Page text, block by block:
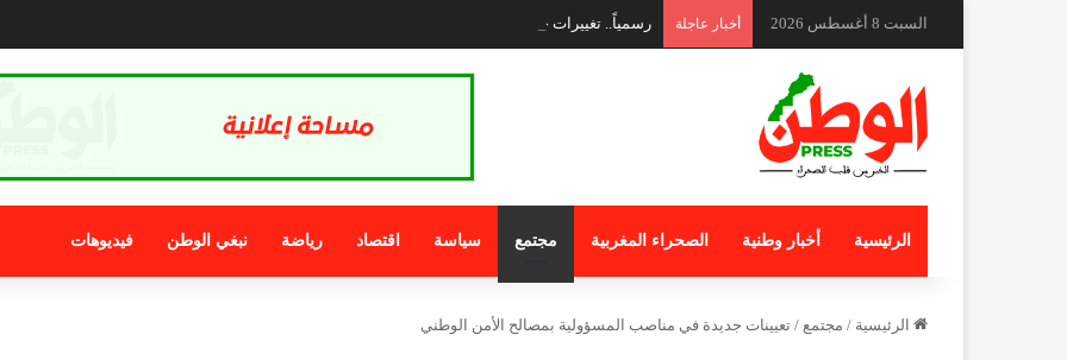
السبت 8 أغسطس 2026 أخبار عاجلة رسمياً.. تغييرات جديدة في لوحات ترقيم السيارات بالمغرب تدخل حيز التنظيم
الرئيسية أخبار وطنية الصحراء المغربية مجتمع سياسة اقتصاد رياضة نبغي الوطن فيديوهات
الرئيسية / مجتمع / تعيينات جديدة في مناصب المسؤولية بمصالح الأمن الوطني